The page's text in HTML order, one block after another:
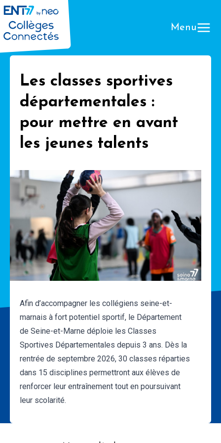
Menu
Les classes sportives
départementales :
pour mettre en avant
les jeunes talents
Afin d’accompagner les collégiens seine-et-
marnais à fort potentiel sportif, le Département
de Seine-et-Marne déploie les Classes
Sportives Départementales depuis 3 ans. Dès la
rentrée de septembre 2026, 30 classes réparties
dans 15 disciplines permettront aux élèves de
renforcer leur entraînement tout en poursuivant
leur scolarité.